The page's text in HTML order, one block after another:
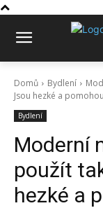
Domů Bydlení
Jsou hezké a
Bydlení
Moderní
použít
hezké a